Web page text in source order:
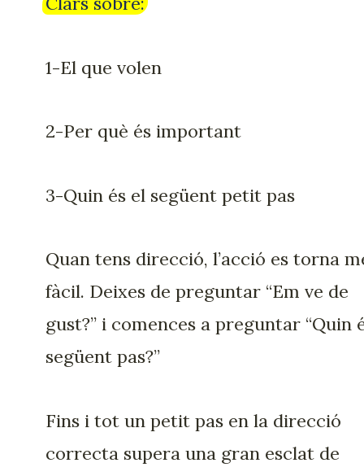
1-El que volen
2-Per què és important
3-Quin és el següent petit pas
Quan tens direcció, l’acció es torna
fàcil. Deixes de preguntar “Em ve de
gust?” i comences a preguntar “Quin
següent pas?”
Fins i tot un petit pas en la direcció
correcta supera una gran esclat de